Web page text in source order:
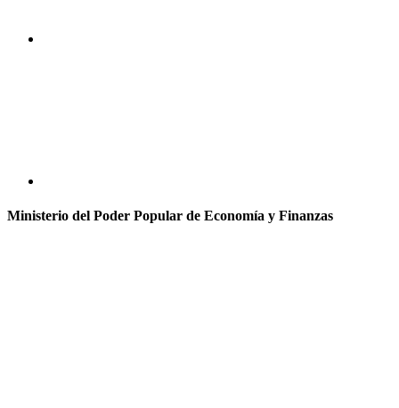
Ministerio del Poder Popular de Economía y Finanzas